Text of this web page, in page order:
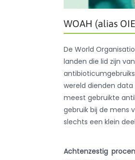
WOAH (alias
De World
landen die lid zijn
wereld dienden data
meest gebruikte
gebruik bij de mens
slechts een klein
Achtenzestig